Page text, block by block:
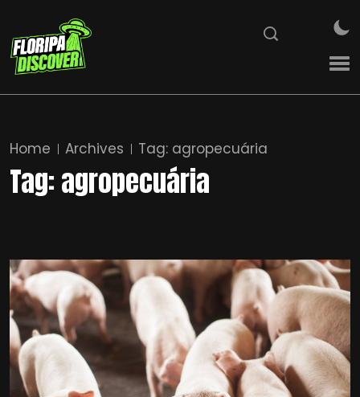
Home Archives Tag: agropecuária
Tag:agropecuária